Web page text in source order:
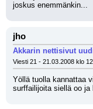
joskus enemmänkin...
jho
Akkarin nettisivut
Viesti 21 - 21.03.2008 klo
Yöllä tuolla kannattaa
surffailijoita siellä oo